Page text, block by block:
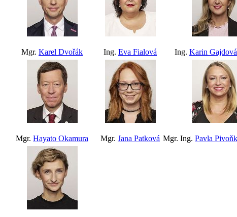
Mgr. Karel Dvořák Ing. Eva Fialová Ing. Karin Gajdová
Mgr. Hayato Okamura Mgr. Jana Patková Mgr. Ing. Pavla